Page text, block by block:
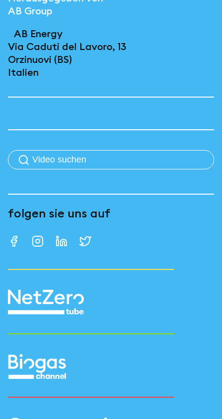
AB Group
AB Energy
Via Caduti del Lavoro, 13
Orzinuovi (BS)
Italien
folgen sie uns auf